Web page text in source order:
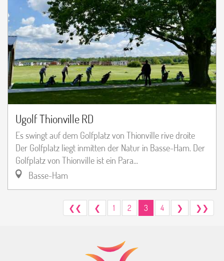
Ugolf Thionville RD
Es swingt auf dem Golfplatz von Thionville rive droite
Der Golfplatz liegt inmitten der Natur in Basse-Ham. Der
Golfplatz von Thionville ist ein Para...
Basse-Ham
❮❮ ❮ 1 2 3 4 ❯ ❯❯